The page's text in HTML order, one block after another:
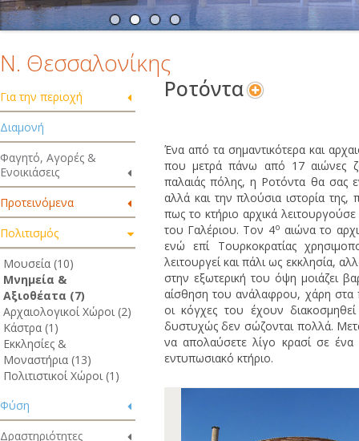
Ν. Θεσσαλονίκης
Για την περιοχή
Διαμονή
Φαγητό, Αγορές &
Ενοικιάσεις
Προτεινόμενα
Πολιτισμός
Μουσεία (10)
Μνημεία &
Αξιοθέατα (7)
Αρχαιολογικοί Χώροι (2)
Κάστρα (1)
Εκκλησίες &
Μοναστήρια (13)
Πολιτιστικοί Χώροι (1)
Φύση
Δραστηριότητες
Ροτόντα
Ένα από τα σημαντικότερα και
που μετρά πάνω από 17 αιώνες
παλαιάς πόλης, η Ροτόντα θα σας
αλλά και την πλούσια ιστορία της,
πως το κτήριο αρχικά
του Γαλέριου. Τον 4ο αιώνα το
ενώ επί Τουρκοκρατίας
λειτουργεί και πάλι ως εκκλησία,
στην εξωτερική του όψη μοιάζει
αίσθηση του ανάλαφρου, χάρη στα
οι κόγχες του έχουν
δυστυχώς δεν σώζονται πολλά.
να απολαύσετε λίγο κρασί σε ένα
εντυπωσιακό κτήριο.